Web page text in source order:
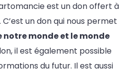
est un don offert à
un don qui nous permet
notre monde et le monde
il est également possible
du futur. Il est aussi